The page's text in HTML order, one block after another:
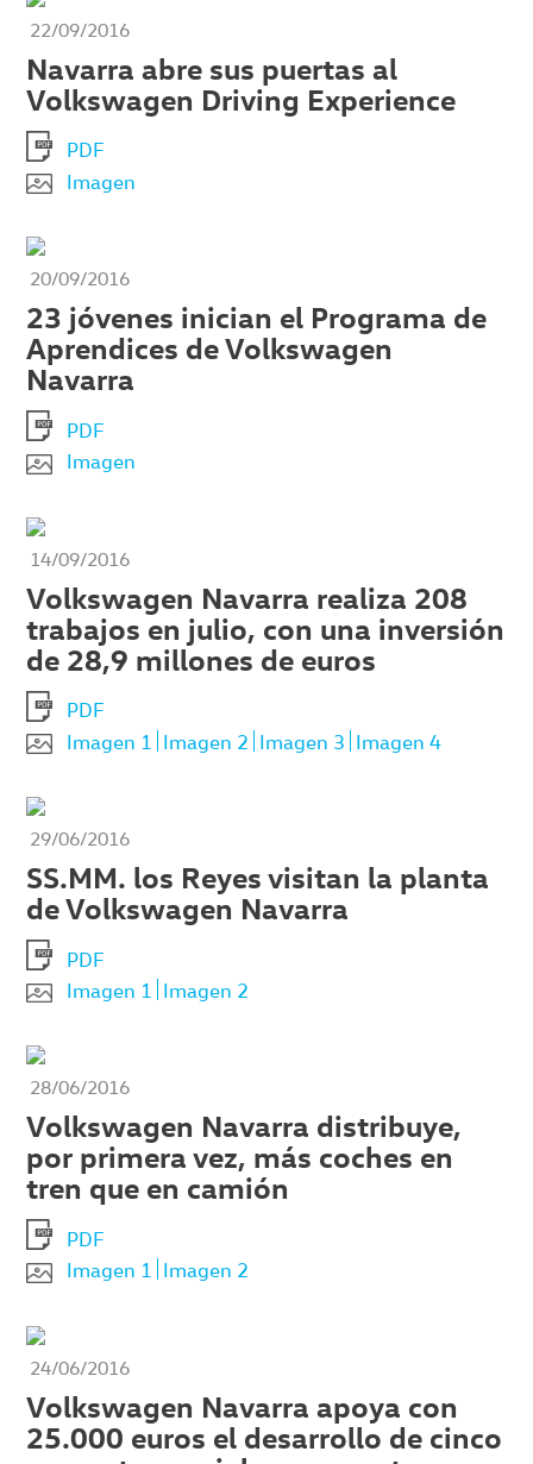
22/09/2016
Navarra abre sus puertas al
Volkswagen Driving Experience
PDF
Imagen
20/09/2016
23 jóvenes inician el Programa de
Aprendices de Volkswagen
Navarra
PDF
Imagen
14/09/2016
Volkswagen Navarra realiza 208
trabajos en julio, con una inversión
de 28,9 millones de euros
PDF
Imagen 1
Imagen 2 Imagen 3 Imagen 4
29/06/2016
SS.MM. los Reyes visitan la planta
de Volkswagen Navarra
PDF
Imagen 1
Imagen 2
28/06/2016
Volkswagen Navarra distribuye,
por primera vez, más coches en
tren que en camión
PDF
Imagen 1 Imagen 2
24/06/2016
Volkswagen Navarra apoya con
25.000 euros el desarrollo de cinco